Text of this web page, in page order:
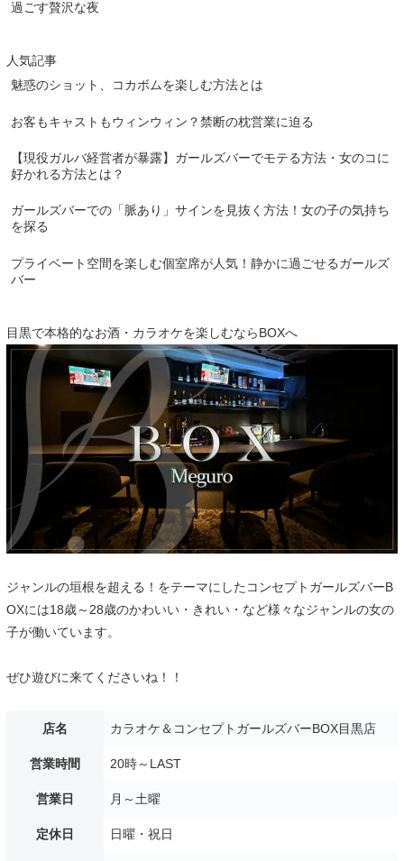
過ごす贅沢な夜
人気記事
魅惑のショット、コカボムを楽しむ方法とは
お客もキャストもウィンウィン？禁断の枕営業に迫る
【現役ガルバ経営者が暴露】ガールズバーでモテる方法・女のコに
好かれる方法とは？
ガールズバーでの「脈あり」サインを見抜く方法！女の子の気持ち
を探る
プライベート空間を楽しむ個室席が人気！静かに過ごせるガールズ
バー
目黒で本格的なお酒・カラオケを楽しむならBOXへ
ジャンルの垣根を超える！をテーマにしたコンセプトガールズバーB
OXには18歳～28歳のかわいい・きれい・など様々なジャンルの女の
子が働いています。
ぜひ遊びに来てくださいね！！
店名 カラオケ＆コンセプトガールズバーBOX目黒店
営業時間 20時～LAST
営業日 月～土曜
定休日 日曜・祝日